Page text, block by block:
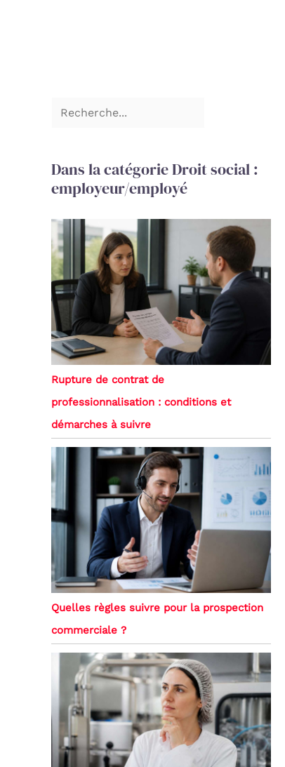
Dans la catégorie Droit social :
employeur/employé
Rupture de contrat de
professionnalisation : conditions et
démarches à suivre
Quelles règles suivre pour la prospection
commerciale ?